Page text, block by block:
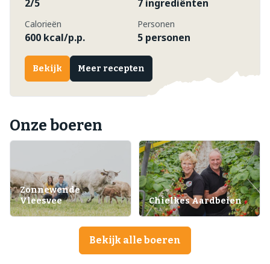
2/5 7 ingrediënten
Calorieën
600 kcal/p.p.
Personen
5 personen
Bekijk Meer recepten
Onze boeren
Zonnewende
Vleesvee
Chielkes Aardbeien
Bekijk alle boeren
Lokale producten